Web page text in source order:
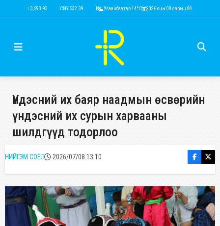
USD 3,593.93 CNY 532.39 RUB 44.15 EUR 4,149.01 KRW 2.52
Улаанбаатар 14°C 2026 оны 08 сарын 08
Үндэсний их баяр наадмын өсвөрийн
үндэсний их сурын харвааны
шилдгүүд тодорлоо
НИЙГЭМ СОЁЛ 2026/07/08 13:10